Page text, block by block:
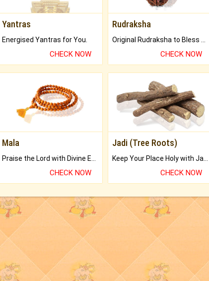
Yantras
Energised Yantras for You.
CHECK NOW
Rudraksha
CHECK NOW
Mala
Praise the Lord with Divine Energies of Mala.
CHECK NOW
Jadi (Tree Roots)
Keep Your Place Holy with Jadi.
CHECK NOW